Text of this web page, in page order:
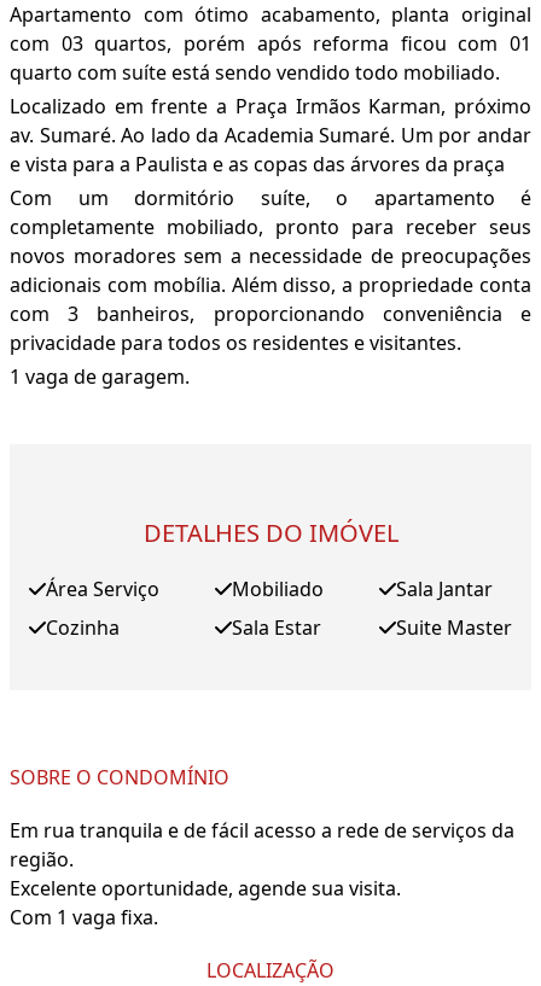
Apartamento com ótimo acabamento, planta original
com 03 quartos, porém após reforma ficou com 01
quarto com suíte está sendo vendido todo mobiliado.
Localizado em frente a Praça Irmãos Karman, próximo
av. Sumaré. Ao lado da Academia Sumaré. Um por andar
e vista para a Paulista e as copas das árvores da praça
Com um dormitório suíte, o apartamento é
completamente mobiliado, pronto para receber seus
novos moradores sem a necessidade de preocupações
adicionais com mobília. Além disso, a propriedade conta
com 3 banheiros, proporcionando conveniência e
privacidade para todos os residentes e visitantes.
1 vaga de garagem.
DETALHES DO IMÓVEL
Área Serviço
Cozinha
Mobiliado
Sala Estar
Sala Jantar
Suite Master
SOBRE O CONDOMÍNIO
Em rua tranquila e de fácil acesso a rede de serviços da
região.
Excelente oportunidade, agende sua visita.
Com 1 vaga fixa.
LOCALIZAÇÃO